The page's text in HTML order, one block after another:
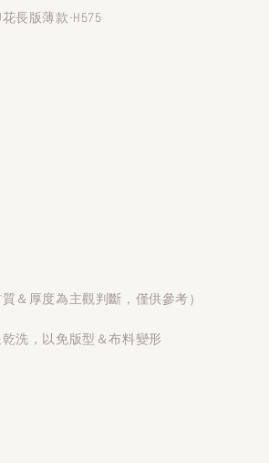
長版薄款-H575
＆厚度為主觀判斷，僅供參考）
洗，以免版型＆布料變形